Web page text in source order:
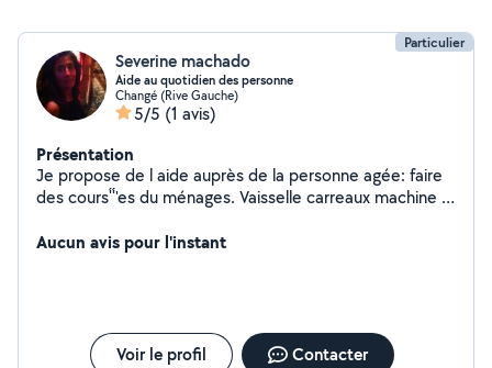
Particulier
Severine machado
Aide au quotidien des personne
Changé (Rive Gauche)
5/5 (1 avis)
Présentation
Je propose de l aide auprès de la personne agée: faire
des cours'́'́'es du ménages. Vaisselle carreaux machine à
ans en maison de retraite je sais que la solitude pèse
qui j aime prendre du temps échanger j apprends
énormément auprès d eux et je leur donne ma joie de
Aucun avis pour l'instant
Voir le profil Contacter